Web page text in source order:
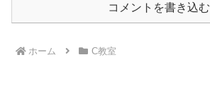
コメントを書き込む
ホーム C教室